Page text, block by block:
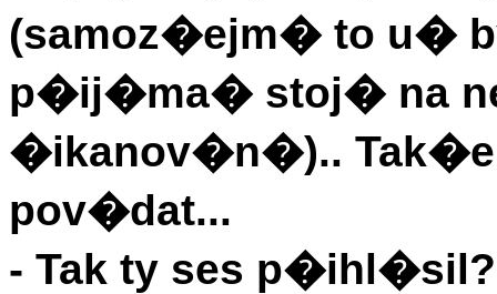
(samoz�ejm� to u�
p�ij�ma� stoj� na
�ikanov�n�)..
pov�dat...
- Tak ty ses